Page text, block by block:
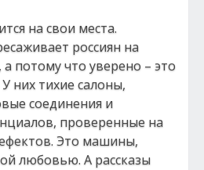
на свои места.
россиян на
а потому что уверено – это
них тихие салоны,
соединения и
проверенные на
Это машины,
любовью. А рассказы